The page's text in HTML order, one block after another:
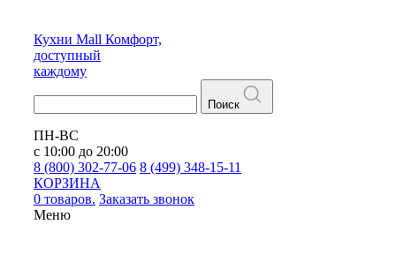
Кухни Mall Комфорт,
доступный
каждому
Поиск
ПН-ВС
с 10:00 до 20:00
8 (800) 302-77-06 8 (499) 348-15-11
КОРЗИНА
0 товаров. Заказать звонок
Меню